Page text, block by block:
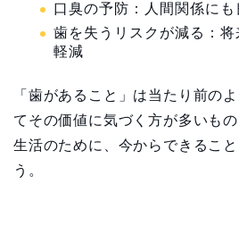
口臭の予防：人間関係にも
歯を失うリスクが減る：
軽減
「歯があること」は当たり前の
てその価値に気づく方が多いも
生活のために、今からできるこ
う。